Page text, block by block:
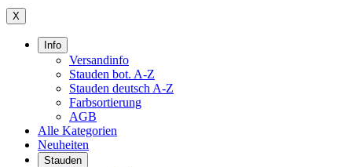
X
Info
Versandinfo
Stauden bot. A-Z
Stauden deutsch A-Z
Farbsortierung
AGB
Alle Kategorien
Neuheiten
Stauden